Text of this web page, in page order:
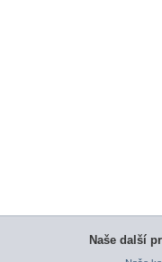
Naše další